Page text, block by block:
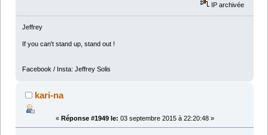
IP archivée
Jeffrey
If you can't stand up, stand out !
Facebook / Insta: Jeffrey Solis
kari-na
« Réponse #1949 le: 03 septembre 2015 à 22:20:48 »